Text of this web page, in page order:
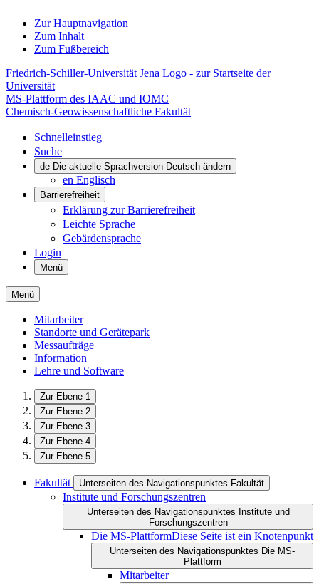
Zur Hauptnavigation
Zum Inhalt
Zum Fußbereich
Friedrich-Schiller-Universität Jena Logo - zur Startseite der
Universität
MS-Plattform des IAAC und IOMC
Chemisch-Geowissenschaftliche Fakultät
Schnelleinstieg
Suche
de Die aktuelle Sprachversion Deutsch ändern
en Englisch
Barrierefreiheit
Erklärung zur Barrierefreiheit
Leichte Sprache
Gebärdensprache
Login
Menü
Menü
Mitarbeiter
Standorte und Gerätepark
Messaufträge
Information
Lehre und Software
Zur Ebene 1
Zur Ebene 2
Zur Ebene 3
Zur Ebene 4
Zur Ebene 5
Fakultät Unterseiten des Navigationspunktes Fakultät
Institute und Forschungszentren
Unterseiten des Navigationspunktes Institute und
Forschungszentren
Die MS-PlattformDiese Seite ist ein Knotenpunkt
Unterseiten des Navigationspunktes Die MS-
Plattform
Mitarbeiter